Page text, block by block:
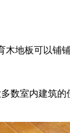
地板可以铺
数室内建筑